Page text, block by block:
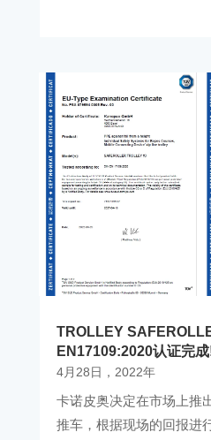
TROLLEY
EN17109:2020认证完
4月28日，2022年
卡诺皮奥决定在市场上推
推车，根据现场的回报进